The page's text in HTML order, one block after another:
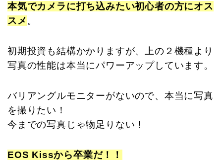
本気でカメラに打ち込みたい初心者の方にオス
スメ 。
初期投資も結構かかりますが、上の２機種より
写真の性能は本当にパワーアップしています。
バリアングルモニターがないので、本当に写真
を撮りたい！
今までの写真じゃ物足りない！
EOS Kissから卒業だ！！